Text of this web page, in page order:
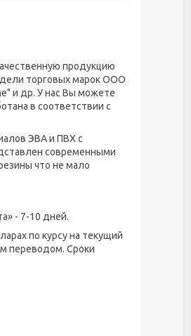
продукцию
торговых марок OOO
и др. У нас Вы можете
в соответствии с
ЭВА и ПВХ с
современными
что не мало
- 7-10 дней.
по курсу на текущий
переводом. Сроки